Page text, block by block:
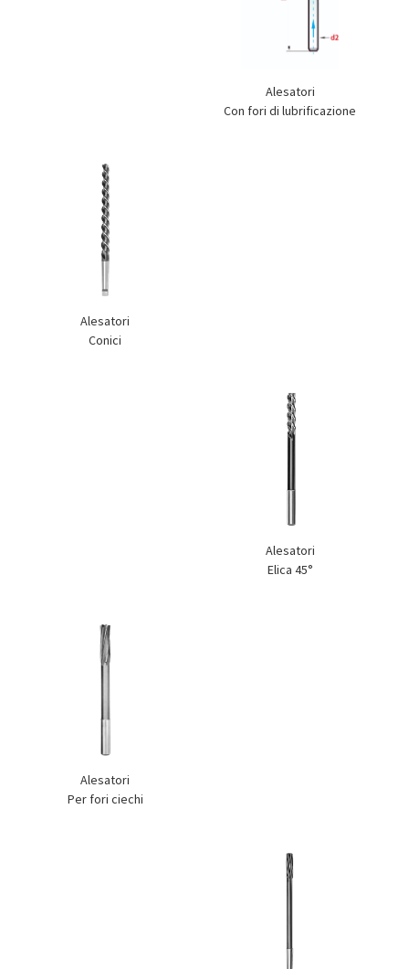
Alesatori
Con fori di lubrificazione
Alesatori
Conici
Alesatori
Elica 45°
Alesatori
Per fori ciechi